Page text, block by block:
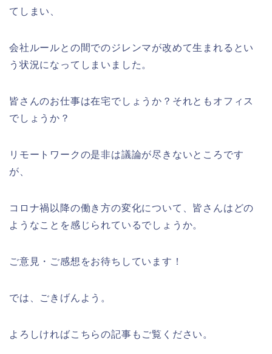
てしまい、
会社ルールとの間でのジレンマが改めて生まれるとい
う状況になってしまいました。
皆さんのお仕事は在宅でしょうか？それともオフィス
でしょうか？
リモートワークの是非は議論が尽きないところです
が、
コロナ禍以降の働き方の変化について、皆さんはどの
ようなことを感じられているでしょうか。
ご意見・ご感想をお待ちしています！
では、ごきげんよう。
よろしければこちらの記事もご覧ください。